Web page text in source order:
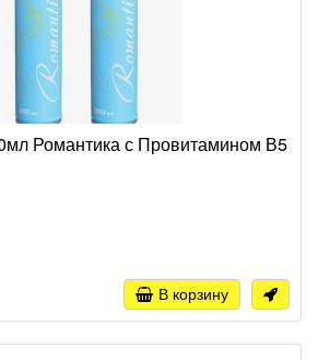
Романтика с Провитамином В5
В корзину